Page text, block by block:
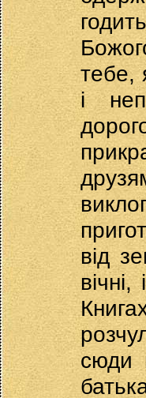
тебе,
і
від
сюди